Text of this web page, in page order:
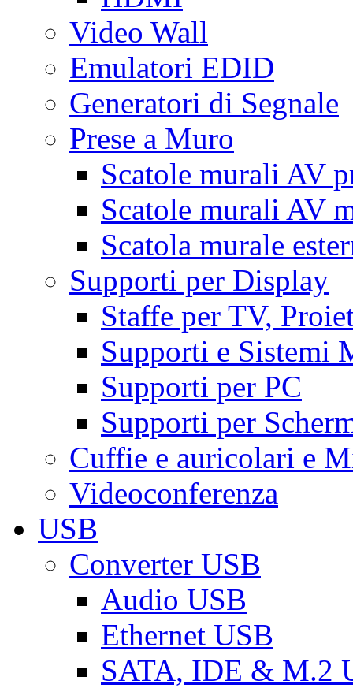
Video Wall
Emulatori EDID
Generatori di Segnale
Prese a Muro
Scatole murali AV
Scatole murali AV
Scatola murale
Supporti per Display
Staffe per TV,
Supporti e Sistemi
Supporti per PC
Supporti per
Cuffie e auricolari e
Videoconferenza
USB
Converter USB
Audio USB
Ethernet USB
SATA, IDE & M.2